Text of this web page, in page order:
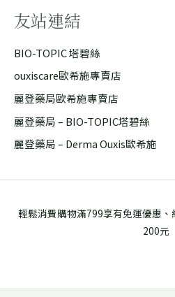
友站連結
BIO-TOPIC 塔碧絲
ouxiscare歐希施專賣店
麗登藥局歐希施專賣店
麗登藥局 – BIO-TOPIC塔碧絲
麗登藥局 – Derma Ouxis歐希施
輕鬆消費購物滿799享有免運優惠
200元